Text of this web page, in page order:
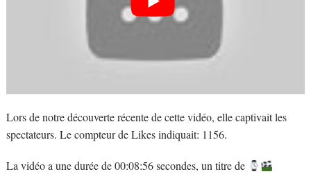
Lors de notre découverte récente de cette vidéo, elle captivait les
spectateurs. Le compteur de Likes indiquait: 1156.
La vidéo a une durée de 00:08:56 secondes, un titre de